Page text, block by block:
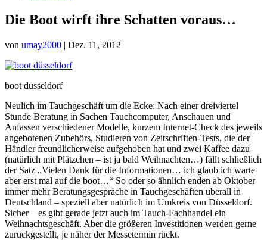
Die Boot wirft ihre Schatten voraus…
von umay2000 | Dez. 11, 2012
boot düsseldorf
Neulich im Tauchgeschäft um die Ecke: Nach einer dreiviertel
Stunde Beratung in Sachen Tauchcomputer, Anschauen und
Anfassen verschiedener Modelle, kurzem Internet-Check des jeweils
angebotenen Zubehörs, Studieren von Zeitschriften-Tests, die der
Händler freundlicherweise aufgehoben hat und zwei Kaffee dazu
(natürlich mit Plätzchen – ist ja bald Weihnachten…) fällt schließlich
der Satz „Vielen Dank für die Informationen… ich glaub ich warte
aber erst mal auf die boot…“ So oder so ähnlich enden ab Oktober
immer mehr Beratungsgespräche in Tauchgeschäften überall in
Deutschland – speziell aber natürlich im Umkreis von Düsseldorf.
Sicher – es gibt gerade jetzt auch im Tauch-Fachhandel ein
Weihnachtsgeschäft. Aber die größeren Investitionen werden gerne
zurückgestellt, je näher der Messetermin rückt.